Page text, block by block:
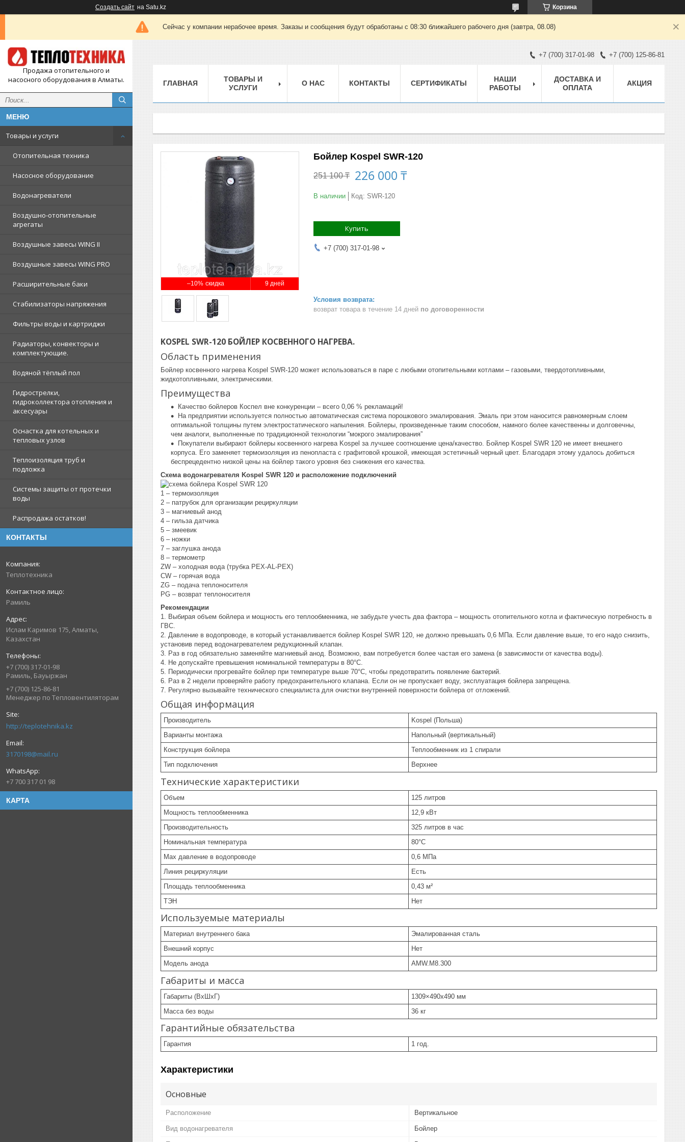
Создать сайт на Satu.kz Корзина
Сейчас у компании нерабочее время. Заказы и сообщения будут обработаны с 08:30 ближайшего рабочего дня (завтра, 08.08)
Продажа отопительного и
насосного оборудования в Алматы.
Товары и услуги
Отопительная техника
Насосное оборудование
Водонагреватели
Воздушно-отопительные
агрегаты
Воздушные завесы WING II
Воздушные завесы WING PRO
Расширительные баки
Стабилизаторы напряжения
Фильтры воды и картриджи
Радиаторы, конвекторы и
комплектующие.
Водяной тёплый пол
Гидрострелки,
гидроколлектора отопления и
аксесуары
Оснастка для котельных и
тепловых узлов
Теплоизоляция труб и
подложка
Системы защиты от протечки
воды
Распродажа остатков!
КОНТАКТЫ
Теплотехника
Рамиль
Ислам Каримов 175, Алматы,
Казахстан
+7 (700) 317-01-98
Рамиль, Бауыржан
+7 (700) 125-86-81
Менеджер по Тепловентиляторам
http://teplotehnika.kz
3170198@mail.ru
+7 700 317 01 98
КАРТА
+7 (700) 317-01-98 +7 (700) 125-86-81
ГЛАВНАЯ
ТОВАРЫ И
УСЛУГИ
О НАС КОНТАКТЫ СЕРТИФИКАТЫ
НАШИ
РАБОТЫ
ДОСТАВКА И
ОПЛАТА
АКЦИЯ
–10% 9 дней
Бойлер Kospel SWR-120
251 100 ₸ 226 000 ₸
В наличии Код: SWR-120
Купить
+7 (700) 317-01-98
возврат товара в течение 14 дней по договоренности
KOSPEL SWR-120 БОЙЛЕР КОСВЕННОГО НАГРЕВА.
Область применения
Бойлер косвенного нагрева Kospel SWR-120 может использоваться в паре с любыми отопительными котлами – газовыми, твердотопливными,
жидкотопливными, электрическими.
Преимущества
Качество бойлеров Коспел вне конкуренции – всего 0,06 % рекламаций!
На предприятии используется полностью автоматическая система порошкового эмалирования. Эмаль при этом наносится равномерным слоем
оптимальной толщины путем электростатического напыления. Бойлеры, произведенные таким способом, намного более качественны и долговечны,
чем аналоги, выполненные по традиционной технологии “мокрого эмалирования”
Покупатели выбирают бойлеры косвенного нагрева Kospel за лучшее соотношение цена/качество. Бойлер Kospel SWR 120 не имеет внешнего
корпуса. Его заменяет термоизоляция из пенопласта с графитовой крошкой, имеющая эстетичный черный цвет. Благодаря этому удалось добиться
беспрецедентно низкой цены на бойлер такого уровня без снижения его качества.
Схема водонагревателя Kospel SWR 120 и расположение подключений
1 – термоизоляция
2 – патрубок для организации рециркуляции
3 – магниевый анод
4 – гильза датчика
5 – змеевик
6 – ножки
7 – заглушка анода
8 – термометр
ZW – холодная вода (трубка PEX-AL-PEX)
CW – горячая вода
ZG – подача теплоносителя
PG – возврат теплоносителя
Рекомендации
1. Выбирая объем бойлера и мощность его теплообменника, не забудьте учесть два фактора – мощность отопительного котла и фактическую потребность в
ГВС.
2. Давление в водопроводе, в который устанавливается бойлер Kospel SWR 120, не должно превышать 0,6 МПа. Если давление выше, то его надо снизить,
установив перед водонагревателем редукционный клапан.
3. Раз в год обязательно заменяйте магниевый анод. Возможно, вам потребуется более частая его замена (в зависимости от качества воды).
4. Не допускайте превышения номинальной температуры в 80°C.
5. Периодически прогревайте бойлер при температуре выше 70°C, чтобы предотвратить появление бактерий.
6. Раз в 2 недели проверяйте работу предохранительного клапана. Если он не пропускает воду, эксплуатация бойлера запрещена.
7. Регулярно вызывайте технического специалиста для очистки внутренней поверхности бойлера от отложений.
Общая информация
Производитель
Kospel (Польша)
Варианты монтажа
Напольный (вертикальный)
Конструкция бойлера
Теплообменник из 1 спирали
Тип подключения
Верхнее
Технические характеристики
Объем
125 литров
Мощность теплообменника
12,9 кВт
Производительность
325 литров в час
Номинальная температура
80°C
Max давление в водопроводе
0,6 МПа
Линия рециркуляции
Есть
Площадь теплообменника
0,43 м²
ТЭН
Нет
Используемые материалы
Материал внутреннего бака
Эмалированная сталь
Внешний корпус
Нет
Модель анода
AMW.M8.300
Габариты и масса
Габариты (ВхШхГ)
1309×490х490 мм
Масса без воды
36 кг
Гарантийные обязательства
Гарантия 1 год.
Характеристики
Основные
Расположение Вертикальное
Вид водонагревателя Бойлер